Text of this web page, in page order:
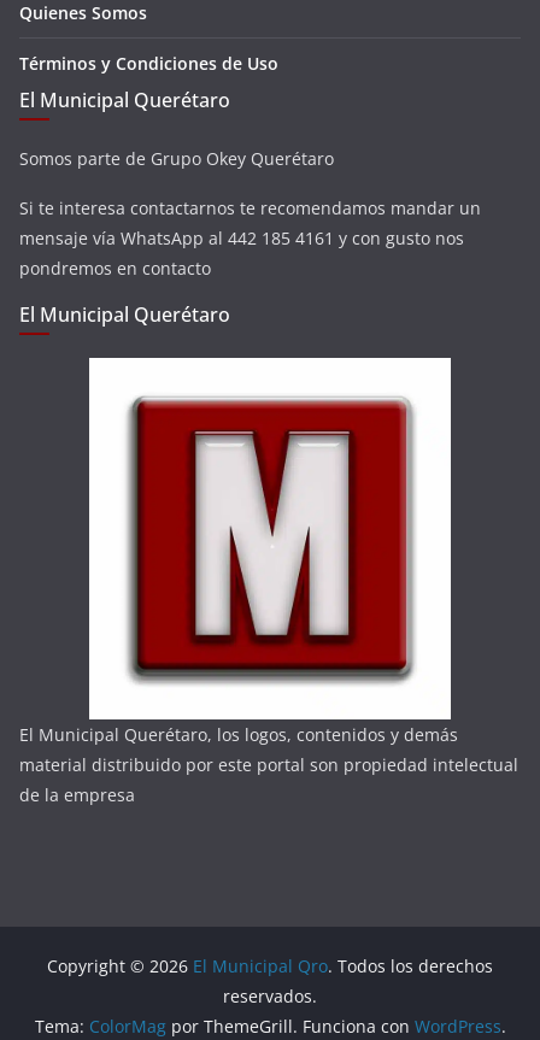
Quienes Somos
Términos y Condiciones de Uso
El Municipal Querétaro
Somos parte de Grupo Okey Querétaro
Si te interesa contactarnos te recomendamos mandar un
mensaje vía WhatsApp al 442 185 4161 y con gusto nos
pondremos en contacto
El Municipal Querétaro
El Municipal Querétaro, los logos, contenidos y demás
material distribuido por este portal son propiedad intelectual
de la empresa
Copyright © 2026 El Municipal Qro. Todos los derechos
reservados.
Tema: ColorMagpor ThemeGrill. Funciona con WordPress.